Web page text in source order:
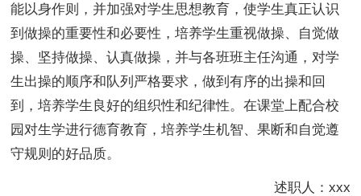
能以身作则，并加强对学生思想教育，使学生真正认识
到做操的重要性和必要性，培养学生重视做操、自觉做
操、坚持做操、认真做操，并与各班班主任沟通，对学
生出操的顺序和队列严格要求，做到有序的出操和回
到，培养学生良好的组织性和纪律性。在课堂上配合校
园对生学进行德育教育，培养学生机智、果断和自觉遵
守规则的好品质。
述职人：xxx